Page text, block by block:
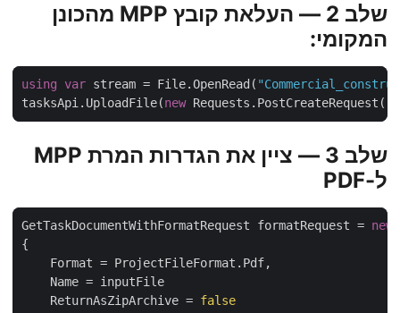
שלב 2 — העלאת קובץ MPP מהכונן
המקומי:
using var stream = File.OpenRead(
tasksApi.UploadFile(new Requests.PostCreateRequest(
שלב 3 — ציין את הגדרות המרת MPP
ל-PDF
GetTaskDocumentWithFormatRequest formatRequest =
    ReturnAsZipArchive =
false